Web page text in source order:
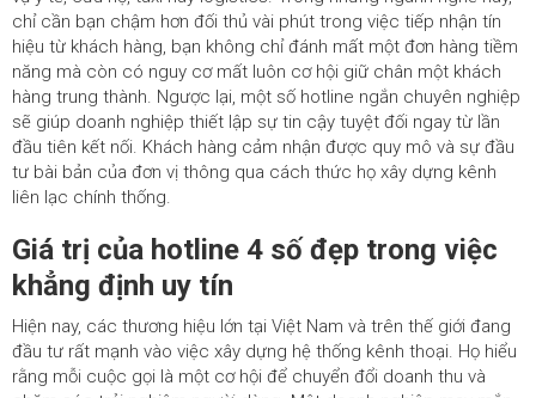
chỉ cần bạn chậm hơn đối thủ vài phút trong việc tiếp nhận tín
hiệu từ khách hàng, bạn không chỉ đánh mất một đơn hàng tiềm
năng mà còn có nguy cơ mất luôn cơ hội giữ chân một khách
hàng trung thành. Ngược lại, một số hotline ngắn chuyên nghiệp
sẽ giúp doanh nghiệp thiết lập sự tin cậy tuyệt đối ngay từ lần
đầu tiên kết nối. Khách hàng cảm nhận được quy mô và sự đầu
tư bài bản của đơn vị thông qua cách thức họ xây dựng kênh
liên lạc chính thống.
Giá trị của hotline 4 số đẹp trong việc
khẳng định uy tín
Hiện nay, các thương hiệu lớn tại Việt Nam và trên thế giới đang
đầu tư rất mạnh vào việc xây dựng hệ thống kênh thoại. Họ hiểu
rằng mỗi cuộc gọi là một cơ hội để chuyển đổi doanh thu và